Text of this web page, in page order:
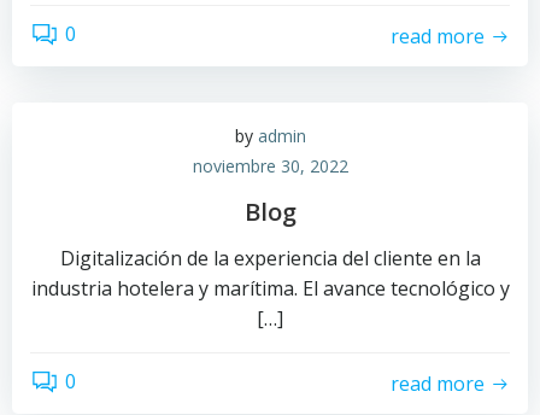
0 read more
by admin
noviembre 30, 2022
Blog
Digitalización de la experiencia del cliente en la
industria hotelera y marítima. El avance tecnológico y
[…]
0 read more